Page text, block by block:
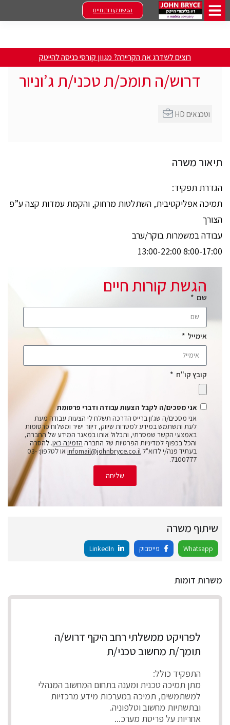
הגשת קורות חיים
רוצים לשדרג את הקריירה? מגוון קורסי כניסה להייטק
דרוש/ה תומכ/ת טכני/ת ג’וניור
תיאור משרה
הגדרת תפקיד:
תמיכה אפליקטיבית, השתלטות מרחוק, והקמת עמדות קצה ע”פ
הצורך
עבודה במשמרות בוקר/ערב
8:00-17:00 13:00-22:00
הגשת קורות חיים
שם
אימייל
קובץ קו"ח
אני מסכים/ה לקבל הצעות עבודה ודברי פרסומת
אני מסכים/ה שג'ון ברייס הדרכה תשלח לי הצעות עבודה מעת
לעת ותשתמש במידע למטרות שיווק, דיוור ישיר ומשלוח פרסומות
באמצעי הקשר שמסרתי, ותכלול אותו במאגר המידע של החברה,
והכל בכפוף למדיניות הפרטיות של החברה הזמינה כאן. להסרה
בעתיד פנה/י לדוא"ל infomail@johnbryce.co.il
או לטלפון: 03-
7100777.
שליחה
שיתוף משרה
Whatsapp פייסבוק
משרות דומות
לפרויקט ממשלתי רחב היקף דרוש/ה
תומך/ת מחשוב טכני/ת
התפקיד כולל:
מתן תמיכה טכנית ומענה בתחום המחשוב המנהלי
למשתמשים, תמיכה במערכות מידע מרכזיות
ובתשתיות מחשוב וטלפוניה.
אחריות על פריסת מערכ...